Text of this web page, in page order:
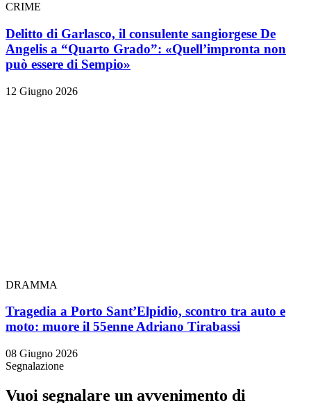
CRIME
Delitto di Garlasco, il consulente sangiorgese De
Angelis a “Quarto Grado”: «Quell’impronta non
può essere di Sempio»
12 Giugno 2026
DRAMMA
Tragedia a Porto Sant’Elpidio, scontro tra auto e
moto: muore il 55enne Adriano Tirabassi
08 Giugno 2026
Segnalazione
Vuoi segnalare un avvenimento di